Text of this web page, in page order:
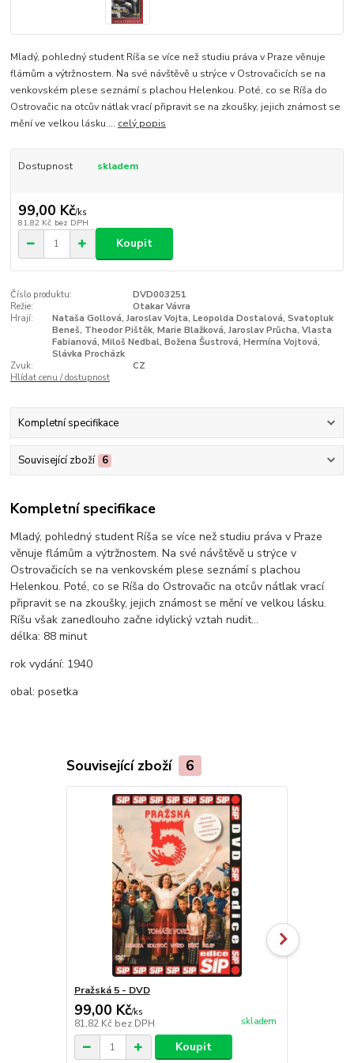
Mladý, pohledný student Ríša se více než studiu práva v Praze věnuje
flámům a výtržnostem. Na své návštěvě u strýce v Ostrovačicích se na
venkovském plese seznámí s plachou Helenkou. Poté, co se Ríša do
Ostrovačic na otcův nátlak vrací připravit se na zkoušky, jejich známost se
mění ve velkou lásku.... celý popis
Dostupnost skladem
99,00 Kč/ks
81,82 Kč bez DPH
Koupit
Číslo produktu:
DVD003251
Režie:
Otakar Vávra
Hrají:
Nataša Gollová, Jaroslav Vojta, Leopolda Dostalová, Svatopluk
Beneš, Theodor Pištěk, Marie Blažková, Jaroslav Průcha, Vlasta
Fabianová, Miloš Nedbal, Božena Šustrová, Hermína Vojtová,
Slávka Procházk
Zvuk:
CZ
Hlídat cenu / dostupnost
Kompletní specifikace
Související zboží 6
Kompletní specifikace
Mladý, pohledný student Ríša se více než studiu práva v Praze
věnuje flámům a výtržnostem. Na své návštěvě u strýce v
Ostrovačicích se na venkovském plese seznámí s plachou
Helenkou. Poté, co se Ríša do Ostrovačic na otcův nátlak vrací
připravit se na zkoušky, jejich známost se mění ve velkou lásku.
Ríšu však zanedlouho začne idylický vztah nudit...
délka: 88 minut
rok vydání: 1940
obal: posetka
Související zboží 6
Pražská 5 - DVD
99,00 Kč/ks
81,82 Kč bez DPH skladem
Koupit